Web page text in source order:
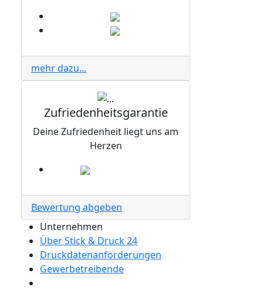
mehr dazu...
Zufriedenheitsgarantie
Deine Zufriedenheit liegt uns am
Herzen
Bewertung abgeben
Unternehmen
Über Stick & Druck 24
Druckdatenanforderungen
Gewerbetreibende